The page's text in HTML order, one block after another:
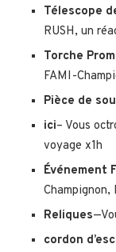
Télescope
RUSH, un
Torche
FAMI-
Pièce de
ici– Vous
voyage x1h
Événement
Reliques
cordon